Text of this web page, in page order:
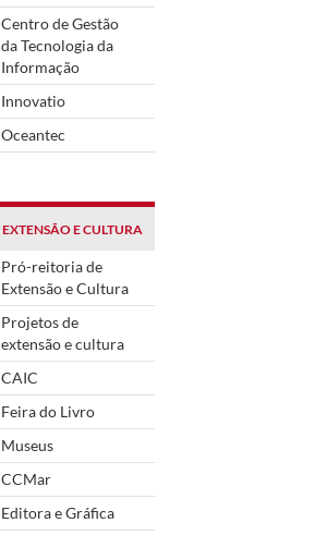
Centro de Gestão
da Tecnologia da
Informação
Innovatio
Oceantec
EXTENSÃO E CULTURA
Pró-reitoria de
Extensão e Cultura
Projetos de
extensão e cultura
CAIC
Feira do Livro
Museus
CCMar
Editora e Gráfica